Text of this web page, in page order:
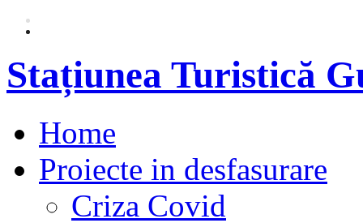
Stațiunea Turistică
Home
Proiecte in desfasurare
Criza Covid